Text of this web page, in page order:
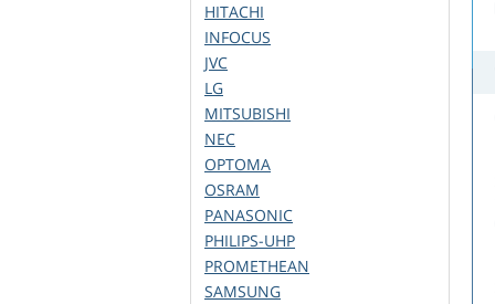
HITACHI
INFOCUS
JVC
LG
MITSUBISHI
NEC
OPTOMA
OSRAM
PANASONIC
PHILIPS-UHP
PROMETHEAN
SAMSUNG